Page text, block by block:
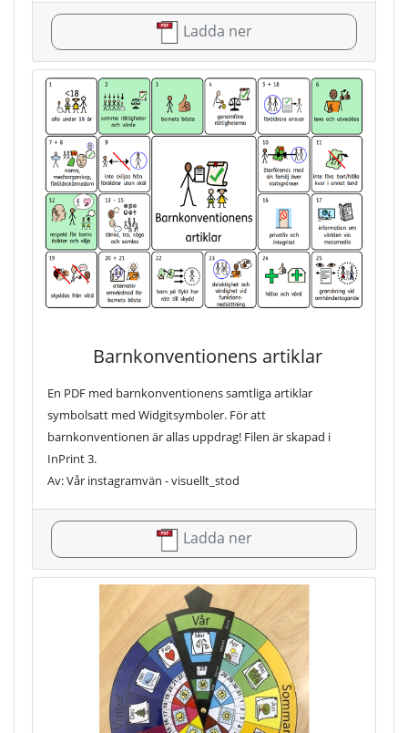
Ladda ner
Barnkonventionens artiklar
En PDF med barnkonventionens samtliga artiklar
symbolsatt med Widgitsymboler. För att
barnkonventionen är allas uppdrag! Filen är skapad i
InPrint 3.
Av: Vår instagramvän - visuellt_stod
Ladda ner